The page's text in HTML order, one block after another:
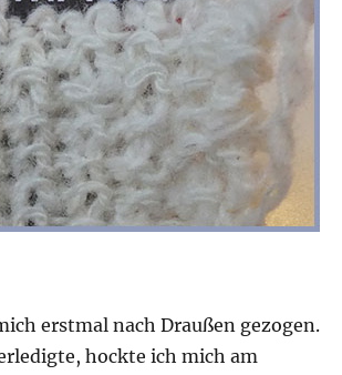
erstmal nach Draußen gezogen.
hockte ich mich am